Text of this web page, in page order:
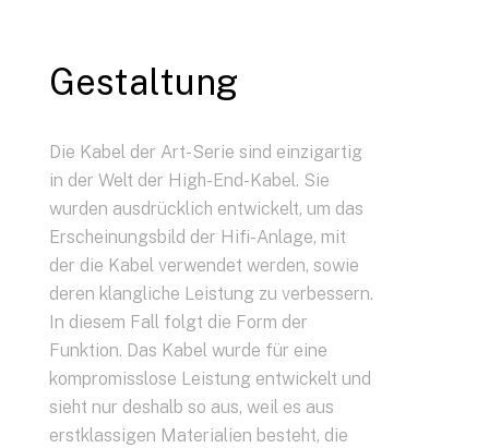
Gestaltung
Die Kabel der Art-Serie sind einzigartig
in der Welt der High-End-Kabel. Sie
wurden ausdrücklich entwickelt, um das
Erscheinungsbild der Hifi-Anlage, mit
der die Kabel verwendet werden, sowie
deren klangliche Leistung zu verbessern.
In diesem Fall folgt die Form der
Funktion. Das Kabel wurde für eine
kompromisslose Leistung entwickelt und
sieht nur deshalb so aus, weil es aus
erstklassigen Materialien besteht, die